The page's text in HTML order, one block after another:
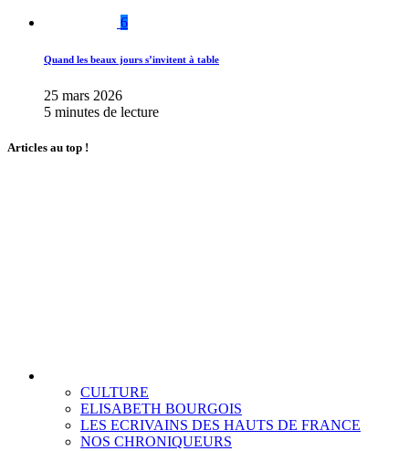
6
Quand les beaux jours s’invitent à table
25 mars 2026
5 minutes de lecture
Articles au top !
CULTURE
ELISABETH BOURGOIS
LES ECRIVAINS DES HAUTS DE FRANCE
NOS CHRONIQUEURS